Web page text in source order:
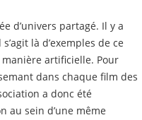
d’univers partagé. Il y a
là d’exemples de ce
manière artificielle. Pour
dans chaque film des
a donc été
au sein d’une même